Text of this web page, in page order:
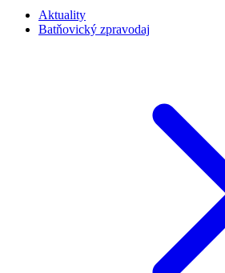
Aktuality
Batňovický zpravodaj